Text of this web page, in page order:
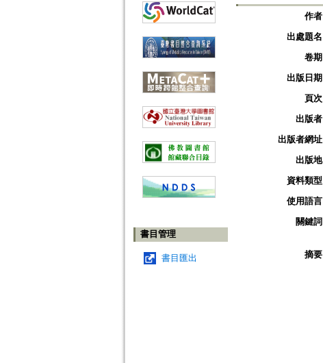
書目管理
書目匯出
作者
出處題名
卷期
出版日期
頁次
出版者
出版者網址
出版地
資料類型
使用語言
關鍵詞
摘要